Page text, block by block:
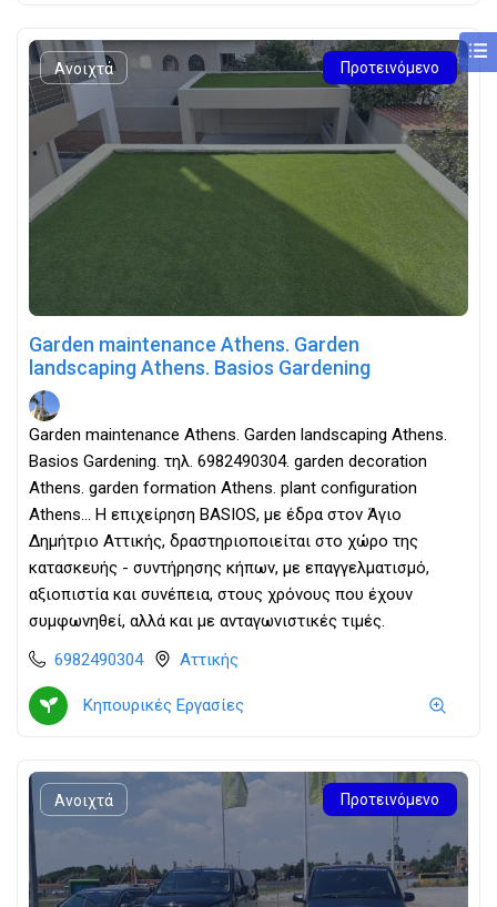
Ανοιχτά Προτεινόμενο
Garden maintenance Athens. Garden
landscaping Athens. Basios Gardening
Garden maintenance Athens. Garden landscaping Athens.
Basios Gardening. τηλ. 6982490304. garden decoration
Athens. garden formation Athens. plant configuration
Athens... Η επιχείρηση BASIOS, με έδρα στον Άγιο
Δημήτριο Αττικής, δραστηριοποιείται στο χώρο της
κατασκευής - συντήρησης κήπων, με επαγγελματισμό,
αξιοπιστία και συνέπεια, στους χρόνους που έχουν
συμφωνηθεί, αλλά και με ανταγωνιστικές τιμές.
6982490304
Αττικής
Κηπουρικές Εργασίες
Ανοιχτά Προτεινόμενο